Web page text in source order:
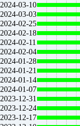
2024-03-10
2024-03-03
2024-02-25
2024-02-18
2024-02-11
2024-02-04
2024-01-28
2024-01-21
2024-01-14
2024-01-07
2023-12-31
2023-12-24
2023-12-17